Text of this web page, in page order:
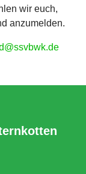
wir euch,
anzumelden.